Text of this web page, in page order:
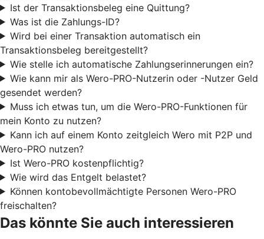
Ist der Transaktionsbeleg eine Quittung?
Was ist die Zahlungs-ID?
Wird bei einer Transaktion automatisch ein
Transaktionsbeleg bereitgestellt?
Wie stelle ich automatische Zahlungserinnerungen ein?
Wie kann mir als Wero-PRO-Nutzerin oder -Nutzer Geld
gesendet werden?
Muss ich etwas tun, um die Wero-PRO-Funktionen für
mein Konto zu nutzen?
Kann ich auf einem Konto zeitgleich Wero mit P2P und
Wero-PRO nutzen?
Ist Wero-PRO kostenpflichtig?
Wie wird das Entgelt belastet?
Können kontobevollmächtigte Personen Wero-PRO
freischalten?
Das könnte Sie auch interessieren